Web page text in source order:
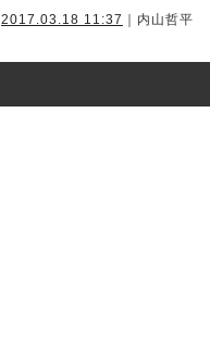
2017.03.18 11:37 ｜内山哲平